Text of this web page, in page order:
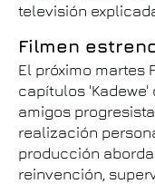
televisión
Filmen
El próximo martes
capítulos
amigos
realización
producción
reinvención,